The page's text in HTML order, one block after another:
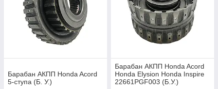
Барабан АКПП Honda Acord
5-ступа (Б. У.)
Барабан АКПП Honda Acord
Honda Elysion Honda Inspire
22661PGF003 (Б.У.)